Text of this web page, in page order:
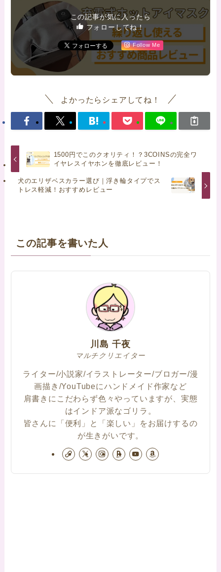
この記事が気に入ったら
フォローしてね！
Follow Me
よかったらシェアしてね！
1500円でこのクオリティ！？3COINSの完全ワ
イヤレスイヤホンを徹底レビュー！
犬のエリザベスカラー選び｜浮き輪タイプでス
トレス軽減！おすすめレビュー
この記事を書いた人
川島 千夜
マルチクリエイター
ライター/小説家/イラストレーター/ブロガー/漫
画描き/YouTubeにハンドメイド作家など
肩書きにこだわらず色々やっていますが、実態
はインドア派なゴリラ。
皆さんに「便利」と「楽しい」をお届けするの
が生きがいです。